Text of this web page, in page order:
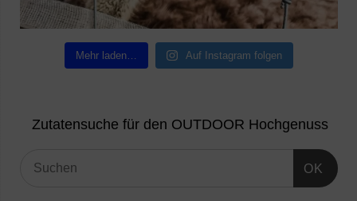
Mehr laden… Auf Instagram folgen
Zutatensuche für den OUTDOOR Hochgenuss
OK